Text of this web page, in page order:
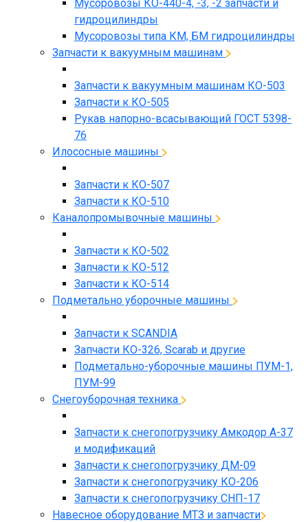
Мусоровозы КО-440-4, -3, -2 запчасти и
гидроцилиндры
Мусоровозы типа КМ, БМ гидроцилиндры
Запчасти к вакуумным машинам
Запчасти к вакуумным машинам КО-503
Запчасти к КО-505
Рукав напорно-всасывающий ГОСТ 5398-
76
Илососные машины
Запчасти к КО-507
Запчасти к КО-510
Каналопромывочные машины
Запчасти к КО-502
Запчасти к КО-512
Запчасти к КО-514
Подметально уборочные машины
Запчасти к SCANDIA
Запчасти КО-326, Scarab и другие
Подметально-уборочные машины ПУМ-1,
ПУМ-99
Снегоуборочная техника
Запчасти к снегопогрузчику Амкодор А-37
и модификаций
Запчасти к снегопогрузчику ДМ-09
Запчасти к снегопогрузчику КО-206
Запчасти к снегопогрузчику СНП-17
Навесное оборудование МТЗ и запчасти